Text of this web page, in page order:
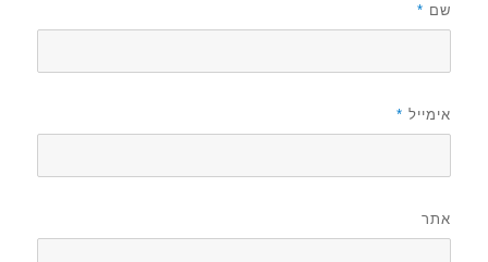
שם *
אימייל *
אתר